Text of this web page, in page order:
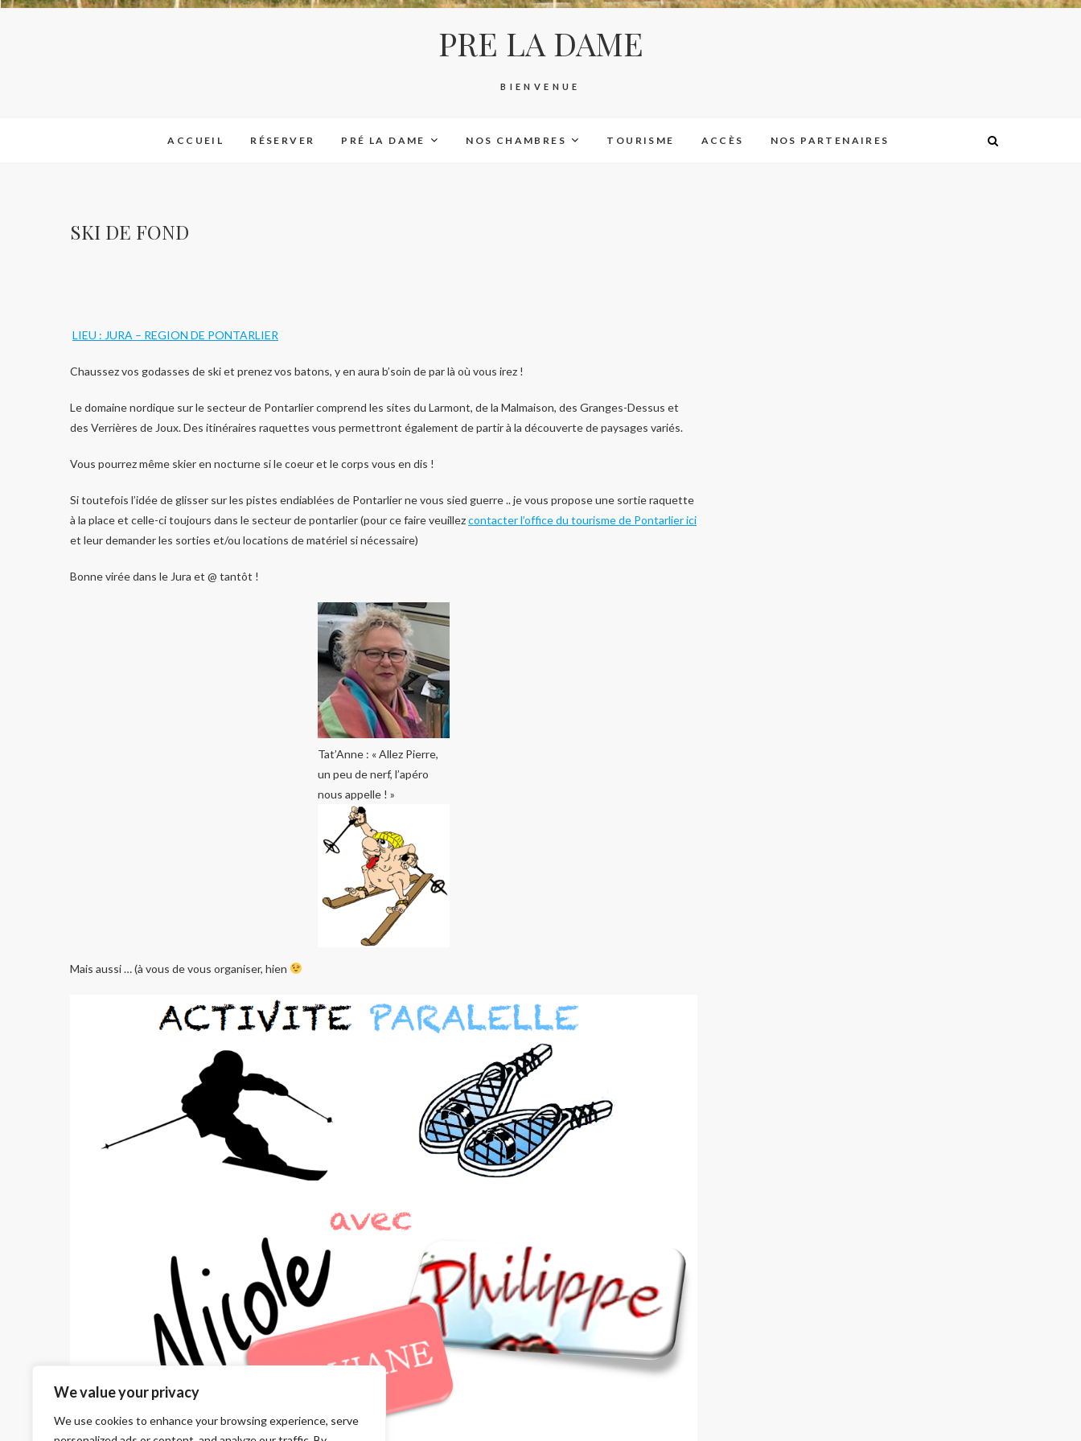
We value your privacy
We use cookies to enhance your browsing experience, serve
PRE LA DAME
BIENVENUE
ACCUEIL RÉSERVER PRÉ LA DAME NOS CHAMBRES TOURISME ACCÈS NOS PARTENAIRES
SKI DE FOND
LIEU : JURA – REGION DE PONTARLIER
Chaussez vos godasses de ski et prenez vos batons, y en aura b’soin de par là où vous irez !
Le domaine nordique sur le secteur de Pontarlier comprend les sites du Larmont, de la Malmaison, des Granges-Dessus et
des Verrières de Joux. Des itinéraires raquettes vous permettront également de partir à la découverte de paysages variés.
Vous pourrez même skier en nocturne si le coeur et le corps vous en dis !
Si toutefois l’idée de glisser sur les pistes endiablées de Pontarlier ne vous sied guerre .. je vous propose une sortie raquette
à la place et celle-ci toujours dans le secteur de pontarlier (pour ce faire veuillezcontacter l’office du tourisme de Pontarlier ici
et leur demander les sorties et/ou locations de matériel si nécessaire)
Bonne virée dans le Jura et @ tantôt !
Tat’Anne : « Allez Pierre,
un peu de nerf, l’apéro
nous appelle ! »
Mais aussi … (à vous de vous organiser, hien